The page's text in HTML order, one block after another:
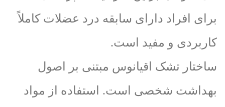
برای افراد دارای سابقه درد عضلات کاملاً
کاربردی و مفید است.
ساختار تشک اقیانوس مبتنی بر اصول
بهداشت شخصی است. استفاده از مواد